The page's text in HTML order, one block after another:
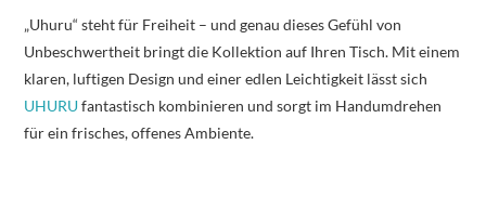
„Uhuru“ steht für Freiheit – und genau dieses Gefühl von
Unbeschwertheit bringt die Kollektion auf Ihren Tisch. Mit einem
klaren, luftigen Design und einer edlen Leichtigkeit lässt sich
UHURUfantastisch kombinieren und sorgt im Handumdrehen
für ein frisches, offenes Ambiente.